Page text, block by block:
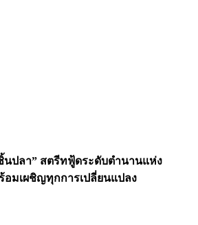
นปลา” สตรีทฟู้ดระดับตำนานแห่ง
มเผชิญทุกการเปลี่ยนแปลง